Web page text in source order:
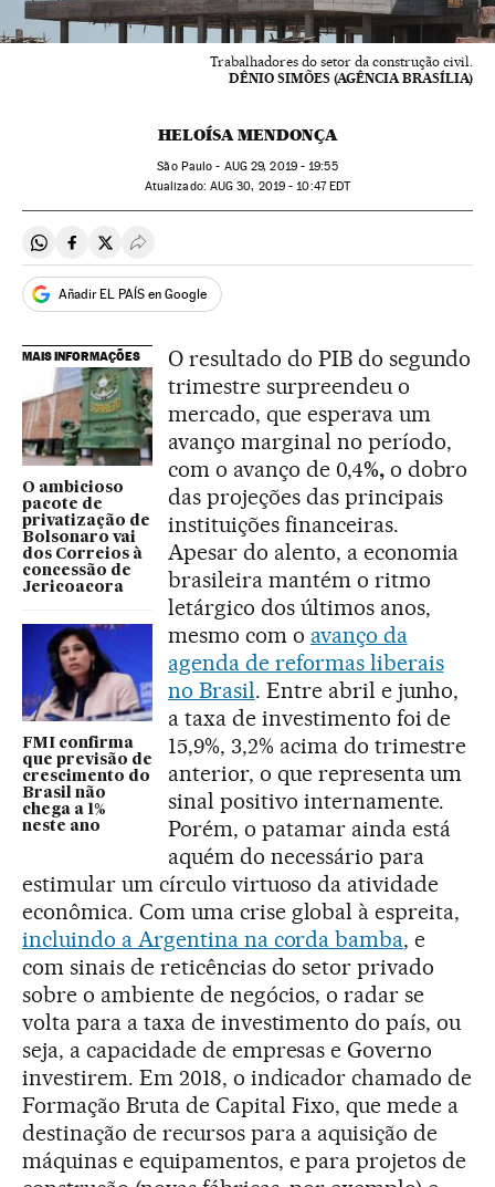
Trabalhadores do setor da construção civil.
DÊNIO SIMÕES (AGÊNCIA BRASÍLIA)
HELOÍSA MENDONÇA
São Paulo - AUG29, 2019 - 19:55
atualizado: AUG 30, 2019 - 10:47EDT
Compartir en Whatsapp
Compartir en Facebook
Compartir en Twitter
Desplegar Redes Sociales
Añadir EL PAÍS en Google
MAIS INFORMAÇÕES
O ambicioso
pacote de
privatização de
Bolsonaro vai
dos Correios à
concessão de
Jericoacora
FMI confirma
que previsão de
crescimento do
Brasil não
chega a 1%
neste ano
O resultado do PIB do segundo
trimestre surpreendeu o
mercado, que esperava um
avanço marginal no período,
com o avanço de 0,4%, o dobro
das projeções das principais
instituições financeiras.
Apesar do alento, a economia
brasileira mantém o ritmo
letárgico dos últimos anos,
mesmo com o avanço da
agenda de reformas liberais
no Brasil. Entre abril e junho,
a taxa de investimento foi de
15,9%, 3,2% acima do trimestre
anterior, o que representa um
sinal positivo internamente.
Porém, o patamar ainda está
aquém do necessário para
estimular um círculo virtuoso da atividade
econômica. Com uma crise global à espreita,
incluindo a Argentina na corda bamba, e
com sinais de reticências do setor privado
sobre o ambiente de negócios, o radar se
volta para a taxa de investimento do país, ou
seja, a capacidade de empresas e Governo
investirem. Em 2018, o indicador chamado de
Formação Bruta de Capital Fixo, que mede a
destinação de recursos para a aquisição de
máquinas e equipamentos, e para projetos de